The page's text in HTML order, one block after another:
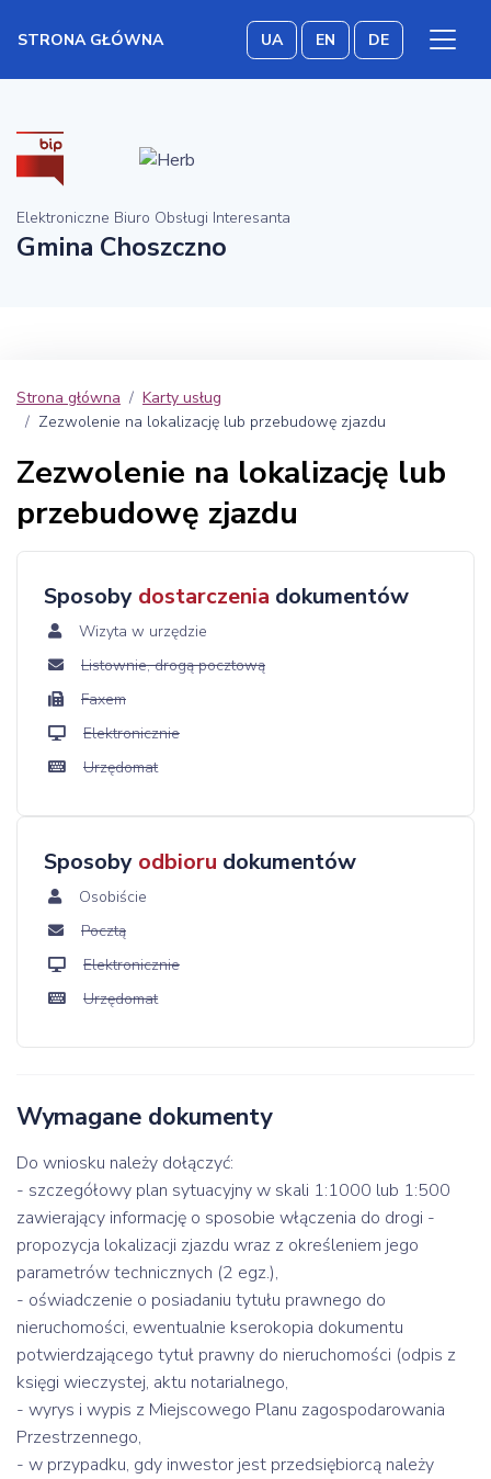
STRONA GŁÓWNA UA EN DE
Elektroniczne Biuro Obsługi Interesanta
Gmina Choszczno
Strona główna
Karty usług
Zezwolenie na lokalizację lub przebudowę zjazdu
Zezwolenie na lokalizację lub
przebudowę zjazdu
Sposoby dostarczenia dokumentów
Wizyta w urzędzie
Listownie, drogą pocztową
Faxem
Elektronicznie
Urzędomat
Sposoby odbioru dokumentów
Osobiście
Pocztą
Elektronicznie
Urzędomat
Wymagane dokumenty
Do wniosku należy dołączyć:
- szczegółowy plan sytuacyjny w skali 1:1000 lub 1:500
zawierający informację o sposobie włączenia do drogi -
propozycja lokalizacji zjazdu wraz z określeniem jego
parametrów technicznych (2 egz.),
- oświadczenie o posiadaniu tytułu prawnego do
nieruchomości, ewentualnie kserokopia dokumentu
potwierdzającego tytuł prawny do nieruchomości (odpis z
księgi wieczystej, aktu notarialnego,
- wyrys i wypis z Miejscowego Planu zagospodarowania
Przestrzennego,
- w przypadku, gdy inwestor jest przedsiębiorcą należy